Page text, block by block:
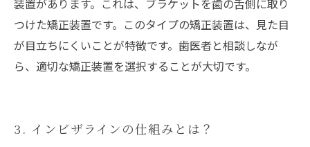
つけた矯正装置です。このタイプの矯正装置は、見た目
が目立ちにくいことが特徴です。歯医者と相談しなが
ら、適切な矯正装置を選択することが大切です。
3. インビザラインの仕組みとは？